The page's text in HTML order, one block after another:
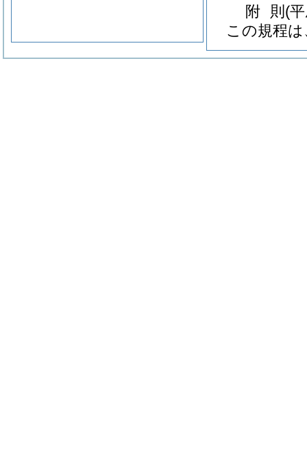
附 則 (
この規程